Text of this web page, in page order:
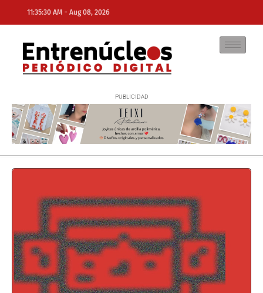
11:35:30 AM - Aug 08, 2026
NE